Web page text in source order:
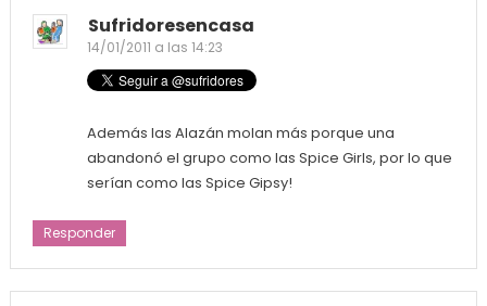
Sufridoresencasa
14/01/2011 a las 14:23
Además las Alazán molan más porque una
abandonó el grupo como las Spice Girls, por lo que
serían como las Spice Gipsy!
Responder